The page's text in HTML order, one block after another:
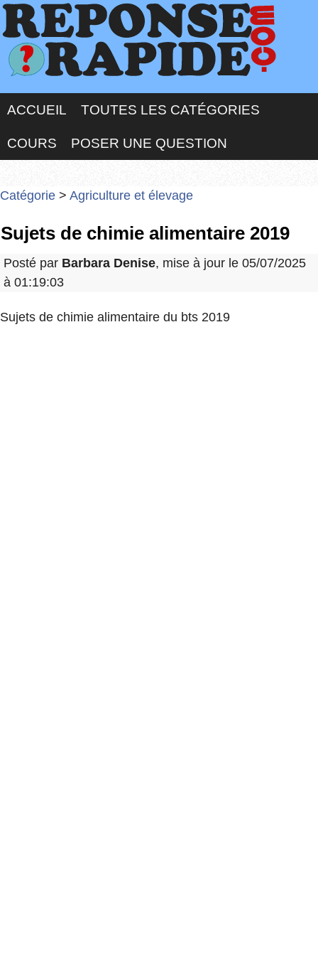
ACCUEIL TOUTES LES CATÉGORIES
COURS POSER UNE QUESTION
Catégorie > Agriculture et élevage
Sujets de chimie alimentaire 2019
Posté par Barbara Denise, mise à jour le 05/07/2025
à 01:19:03
Sujets de chimie alimentaire du bts 2019